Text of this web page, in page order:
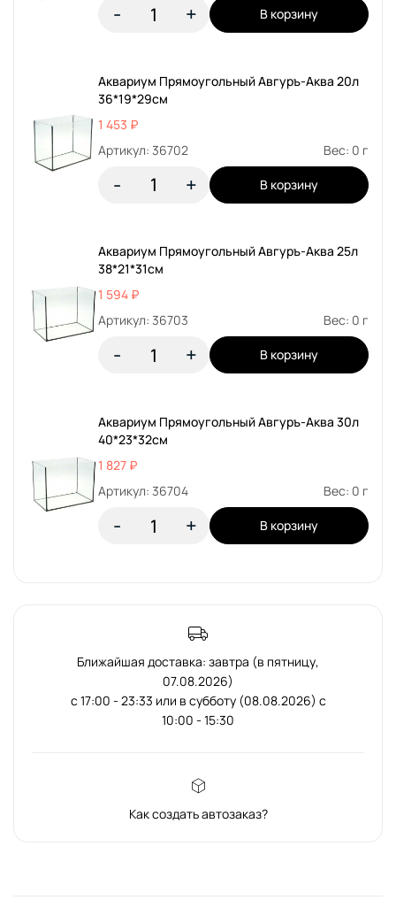
- + В корзину
Аквариум Прямоугольный Авгуръ-Аква 20л
36*19*29см
1 453 ₽
Артикул: 36702
Вес: 0 г
- + В корзину
Аквариум Прямоугольный Авгуръ-Аква 25л
38*21*31см
1 594 ₽
Артикул: 36703
Вес: 0 г
- + В корзину
Аквариум Прямоугольный Авгуръ-Аква 30л
40*23*32см
1 827 ₽
Артикул: 36704
Вес: 0 г
- + В корзину
Ближайшая доставка: завтра (в пятницу,
07.08.2026)
с 17:00 - 23:33 или в субботу (08.08.2026) с
10:00 - 15:30
Как создать автозаказ?